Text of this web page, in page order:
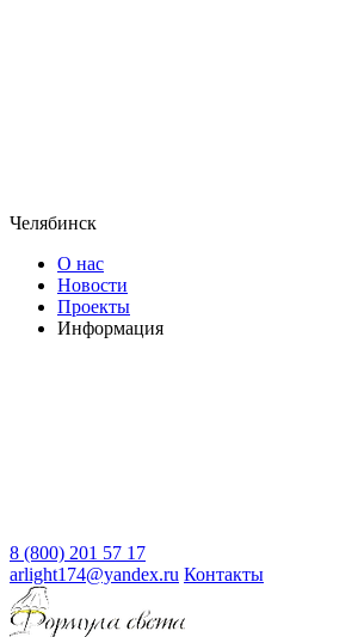
Челябинск
О нас
Новости
Проекты
Информация
8 (800) 201 57 17
arlight174@yandex.ru Контакты